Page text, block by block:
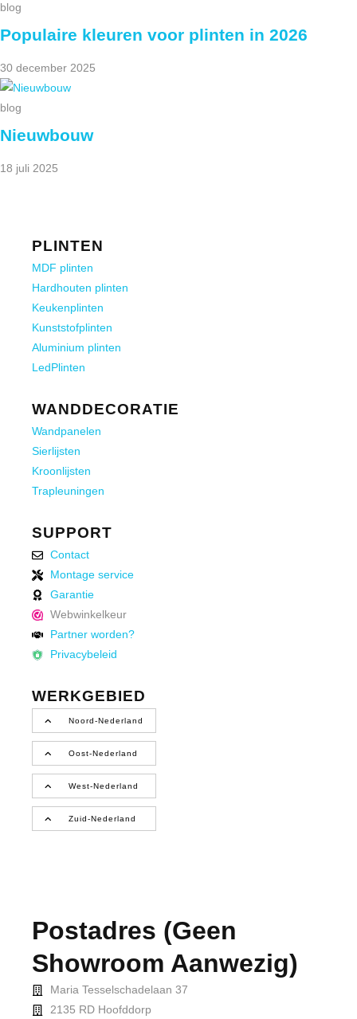
blog
Populaire kleuren voor plinten in 2026
30 december 2025
blog
Nieuwbouw
18 juli 2025
PLINTEN
MDF plinten
Hardhouten plinten
Keukenplinten
Kunststofplinten
Aluminium plinten
LedPlinten
WANDDECORATIE
Wandpanelen
Sierlijsten
Kroonlijsten
Trapleuningen
SUPPORT
Contact
Montage service
Garantie
Webwinkelkeur
Partner worden?
Privacybeleid
WERKGEBIED
Noord-Nederland
Oost-Nederland
West-Nederland
Zuid-Nederland
Postadres (geen
Showroom Aanwezig)
Maria Tesselschadelaan 37
2135 RD Hoofddorp